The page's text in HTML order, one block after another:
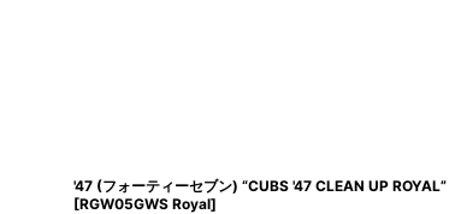
'47 (フォーティーセブン) “CUBS '47 CLEAN UP ROYAL”
[RGW05GWS Royal]